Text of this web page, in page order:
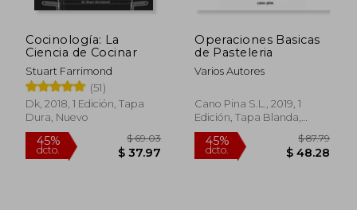
Cocinología: La
Ciencia de Cocinar
Stuart Farrimond
(51)
Dk, 2018, 1 Edición, Tapa
Dura, Nuevo
Operaciones Basicas
de Pasteleria
Varios Autores
Cano Pina S.L., 2019, 1
Edición, Tapa Blanda,
Nuevo